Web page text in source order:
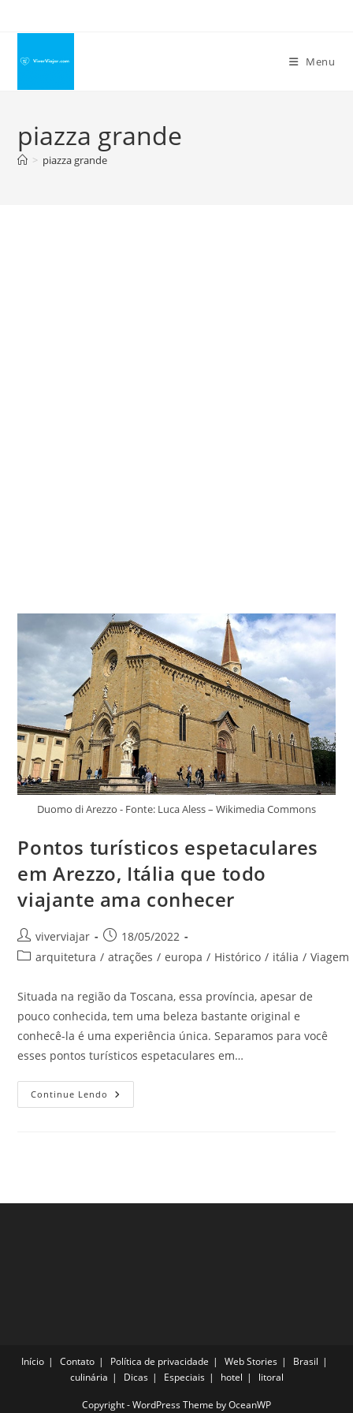
conteúdo
Menu
piazza grande
> piazza grande
Duomo di Arezzo - Fonte: Luca Aless – Wikimedia Commons
Pontos turísticos espetaculares
em Arezzo, Itália que todo
viajante ama conhecer
Autor
do
viverviajar
Post
publicado:
18/05/2022
Categoria
post:
arquitetura / atrações / europa / Histórico / itália / Viagem
Situada na região da Toscana, essa província, apesar de
pouco conhecida, tem uma beleza bastante original e
conhecê-la é uma experiência única. Separamos para você
esses pontos turísticos espetaculares em…
Continue Lendo Pontos
Turísticos
Conhecer
Início Contato Política de privacidade Web Stories
Brasil
culinária
Dicas Especiais hotel litoral
Copyright - WordPress Theme by OceanWP